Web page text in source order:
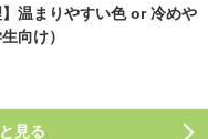
】温まりやすい色 or 冷めや
向け）
見る